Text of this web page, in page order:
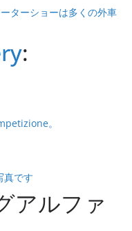
ターショーは多くの外車
:
。
真です
アルファ